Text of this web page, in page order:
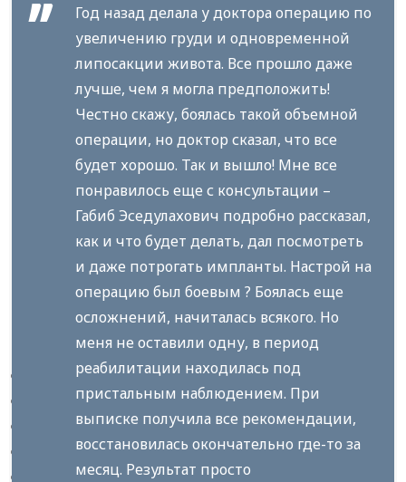
Год назад делала у доктора операцию по
увеличению груди и одновременной
липосакции живота. Все прошло даже
лучше, чем я могла предположить!
Честно скажу, боялась такой объемной
операции, но доктор сказал, что все
будет хорошо. Так и вышло! Мне все
понравилось еще с консультации –
Габиб Эседулахович подробно рассказал,
как и что будет делать, дал посмотреть
и даже потрогать импланты. Настрой на
операцию был боевым ? Боялась еще
осложнений, начиталась всякого. Но
меня не оставили одну, в период
реабилитации находилась под
пристальным наблюдением. При
выписке получила все рекомендации,
восстановилась окончательно где-то за
месяц. Результат просто